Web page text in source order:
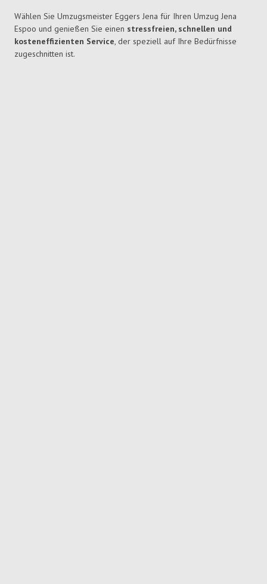
Wählen Sie Umzugsmeister Eggers Jena für Ihren Umzug Jena
Espoo und genießen Sie einen stressfreien, schnellen und
kosteneffizienten Service, der speziell auf Ihre Bedürfnisse
zugeschnitten ist.